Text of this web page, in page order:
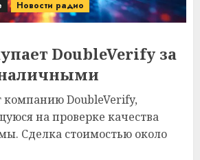
Новости радио
DoubleVerify за
компанию DoubleVerify,
на проверке качества
Сделка стоимостью около